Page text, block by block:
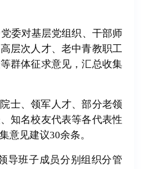
委对基层党组织、干部师
层次人才、老中青教职工
群体征求意见，汇总收集
士、领军人才、部分老领
知名校友代表等各代表性
意见建议30余条。
导班子成员分别组织分管